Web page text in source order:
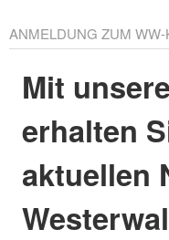
ANMELDUNG ZUM
Mit
erhalten
aktuellen